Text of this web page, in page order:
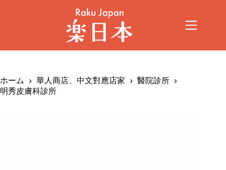
ホーム 華人商店、中文對應店家
醫院診所
明秀皮膚科診所